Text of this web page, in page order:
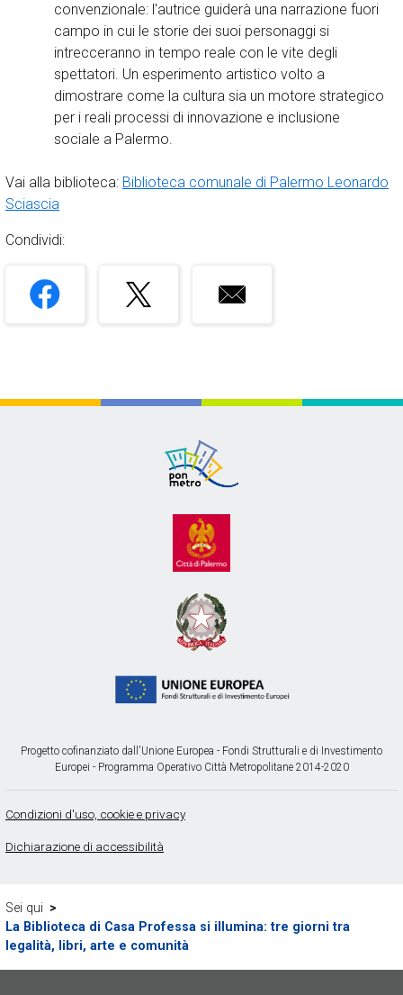
convenzionale: l'autrice guiderà una narrazione fuori
campo in cui le storie dei suoi personaggi si
intrecceranno in tempo reale con le vite degli
spettatori. Un esperimento artistico volto a
dimostrare come la cultura sia un motore strategico
per i reali processi di innovazione e inclusione
sociale a Palermo.
Vai alla biblioteca: Biblioteca comunale di Palermo Leonardo
Sciascia
Condividi:
Progetto cofinanziato dall'Unione Europea - Fondi Strutturali e di Investimento
Europei - Programma Operativo Città Metropolitane 2014-2020
Condizioni d'uso, cookie e privacy
Dichiarazione di accessibilità
Sei qui >
La Biblioteca di Casa Professa si illumina: tre giorni tra
legalità, libri, arte e comunità